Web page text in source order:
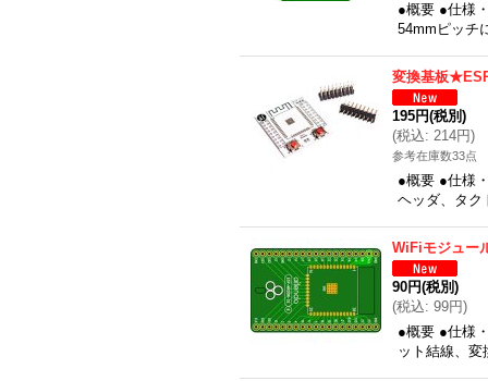
●概要 ●仕様
54mmピッチ
変換基板
195円(税別)
(税込: 214円)
参考在庫数33点
●概要 ●仕様
ヘッダ、タク
WiFiモジュー
90円(税別)
(税込: 99円)
●概要 ●仕様
ット結線、